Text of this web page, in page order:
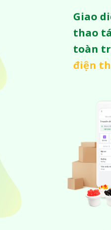
Giao
thao
toàn
điện